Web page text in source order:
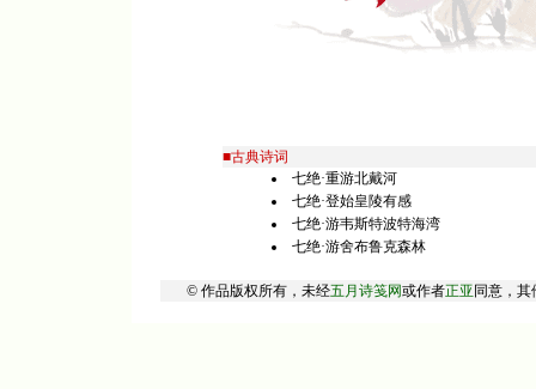
■古典诗词
七绝·重游北戴河
七绝·登始皇陵有感
七绝·游韦斯特波特海湾
七绝·游舍布鲁克森林
© 作品版权所有，未经五月诗笺网或作者正亚 同意，